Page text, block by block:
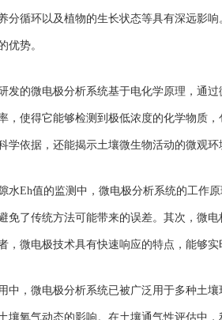
分循环以及植物的生长状态等具有深远影
优势。
发的微电极分析系统基于电化学原理，通
，使得它能够检测到极低浓度的化学物质，
学依据，还能揭示土壤微生物活动的微观环
水Eh值的监测中，微电极分析系统的工作
免了传统方法可能带来的误差。其次，微
，微电极技术具有快速响应的特点，能够
中，微电极分析系统已被广泛用于多种土
壤氧气动态的影响。在土壤通气性评估中